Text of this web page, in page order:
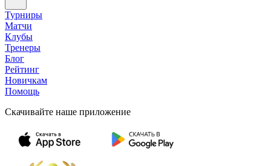
Турниры
Матчи
Клубы
Тренеры
Блог
Рейтинг
Новичкам
Помощь
Скачивайте наше приложение